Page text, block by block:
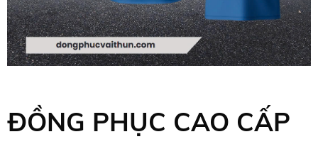
ĐỒNG PHỤC CAO CẤP